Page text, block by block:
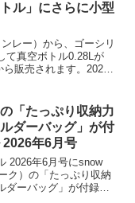
ル」にさらに小型
レー）から、ゴーシリ
て真空ボトル0.28Lが
販売されます。2020
す。
「たっぷり収納力
ダーバッグ」が付
年6月号
2026年6月号にsnow
ク）の「たっぷり収納
ダーバッグ」が付録と